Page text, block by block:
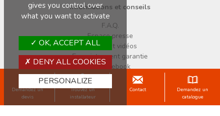
Demandez un
devis
Trouvez un
installateur
Contact
Demandez un
catalogue
Informations et conseils
F.A.Q.
Espace presse
Notices et vidéos
Enregistrement garantie
Facebook
Pinterest
Instagram
Copyright © 2026 Sogal
gives you control over
what you want to activate
OK, ACCEPT ALL
DENY ALL COOKIES
PERSONALIZE